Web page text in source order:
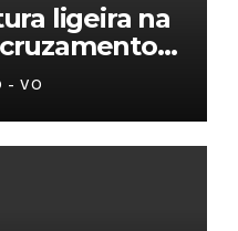
ligeira na
- VO